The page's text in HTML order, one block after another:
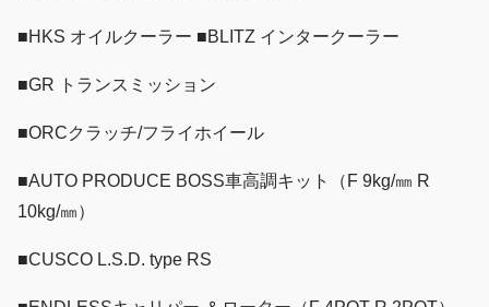
■HKS オイルクーラー ■BLITZ インタークーラー
■GR トランスミッション
■ORCクラッチ/フライホイール
■AUTO PRODUCE BOSS車高調キット（F 9kg/㎜ R
10kg/㎜）
■CUSCO L.S.D. type RS